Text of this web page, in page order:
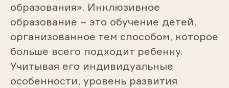
образования». Инклюзивное
образование – это обучение детей,
организованное тем способом, которое
больше всего подходит ребенку.
Учитывая его индивидуальные
особенности, уровень развития